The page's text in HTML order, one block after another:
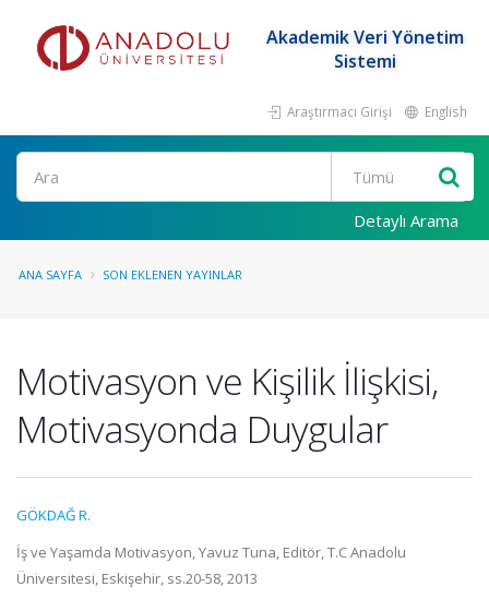
Akademik Veri Yönetim
Sistemi
Araştırmacı Girişi English
Ara
Detaylı Arama
ANA SAYFA SON EKLENEN YAYINLAR
Motivasyon ve Kişilik İlişkisi,
Motivasyonda Duygular
GÖKDAĞ R.
İş ve Yaşamda Motivasyon, Yavuz Tuna, Editör, T.C Anadolu
Üniversitesi, Eskişehir, ss.20-58, 2013